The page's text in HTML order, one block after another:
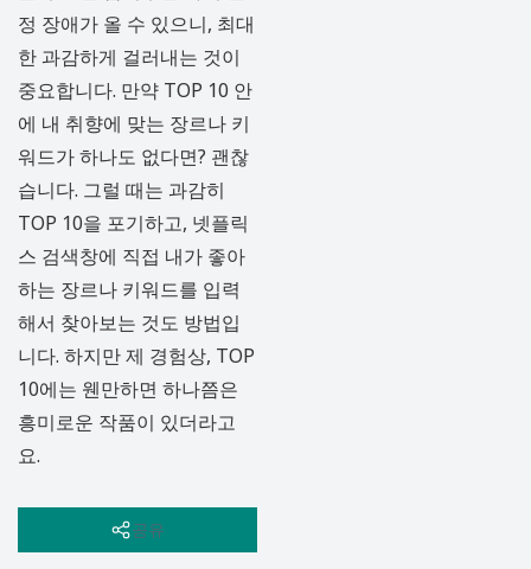
정 장애가 올 수 있으니, 최대
한 과감하게 걸러내는 것이
중요합니다. 만약 TOP 10 안
에 내 취향에 맞는 장르나 키
워드가 하나도 없다면? 괜찮
습니다. 그럴 때는 과감히
TOP 10을 포기하고, 넷플릭
스 검색창에 직접 내가 좋아
하는 장르나 키워드를 입력
해서 찾아보는 것도 방법입
니다. 하지만 제 경험상, TOP
10에는 웬만하면 하나쯤은
흥미로운 작품이 있더라고
요.
선호 장르 확인:평소 즐
겨보는 장르(스릴러, 로
공유